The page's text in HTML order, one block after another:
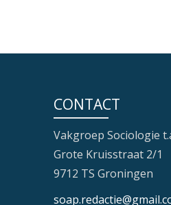
CONTACT
Vakgroep Sociologie
Grote Kruisstraat 2/1
9712 TS Groningen